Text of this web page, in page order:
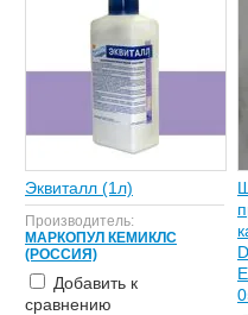
Эквиталл (1л)
Производитель:
МАРКОПУЛ КЕМИКЛС
(РОССИЯ)
Добавить к
сравнению